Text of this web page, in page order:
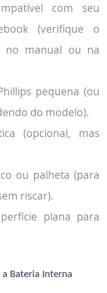
com seu
(verifique o
no manual ou na
pequena (ou
do modelo).
(opcional, mas
ou palheta (para
riscar).
plana para
a Bateria Interna